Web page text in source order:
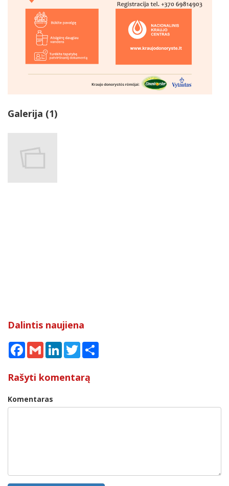
Galerija (1)
Dalintis naujiena
FacebookGmail LinkedInTwitter
Rašyti komentarą
Komentaras